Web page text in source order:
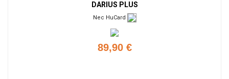
DARIUS PLUS
Nec HuCard
89,90 €